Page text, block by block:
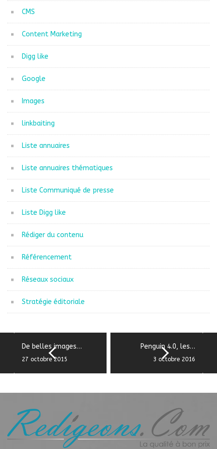
CMS
Content Marketing
Digg like
Google
Images
linkbaiting
Liste annuaires
Liste annuaires thématiques
Liste Communiqué de presse
Liste Digg like
Rédiger du contenu
Référencement
Réseaux sociaux
Stratégie éditoriale
De belles images…
27 octobre 2015
Penguin 4.0, les…
3 octobre 2016